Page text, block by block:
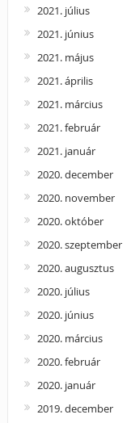
2021. július
2021. június
2021. május
2021. április
2021. március
2021. február
2021. január
2020. december
2020. november
2020. október
2020. szeptember
2020. augusztus
2020. július
2020. június
2020. március
2020. február
2020. január
2019. december